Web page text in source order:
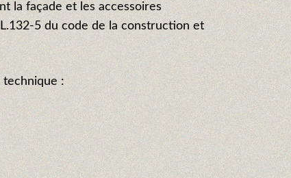
la façade et les accessoires
5 du code de la construction et
technique :